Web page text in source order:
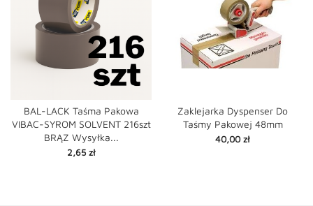
BAL-LACK Taśma Pakowa
VIBAC-SYROM SOLVENT 216szt
BRĄZ Wysyłka...
Cena
2,65 zł
Zaklejarka Dyspenser Do
Taśmy Pakowej 48mm
Cena
40,00 zł